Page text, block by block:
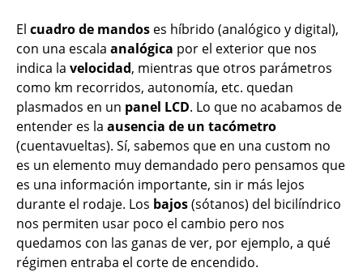
El cuadro de mandos es híbrido (analógico y digital),
con una escala analógica por el exterior que nos
indica la velocidad, mientras que otros parámetros
como km recorridos, autonomía, etc. quedan
plasmados en un panel LCD. Lo que no acabamos de
entender es la ausencia de un tacómetro
(cuentavueltas). Sí, sabemos que en una custom no
es un elemento muy demandado pero pensamos que
es una información importante, sin ir más lejos
durante el rodaje. Los bajos(sótanos) del bicilíndrico
nos permiten usar poco el cambio pero nos
quedamos con las ganas de ver, por ejemplo, a qué
régimen entraba el corte de encendido.